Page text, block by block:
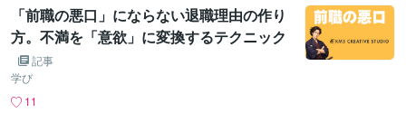
「前職の悪口」にならない退職理由の作り
方。不満を「意欲」に変換するテクニック
記事
学び
11